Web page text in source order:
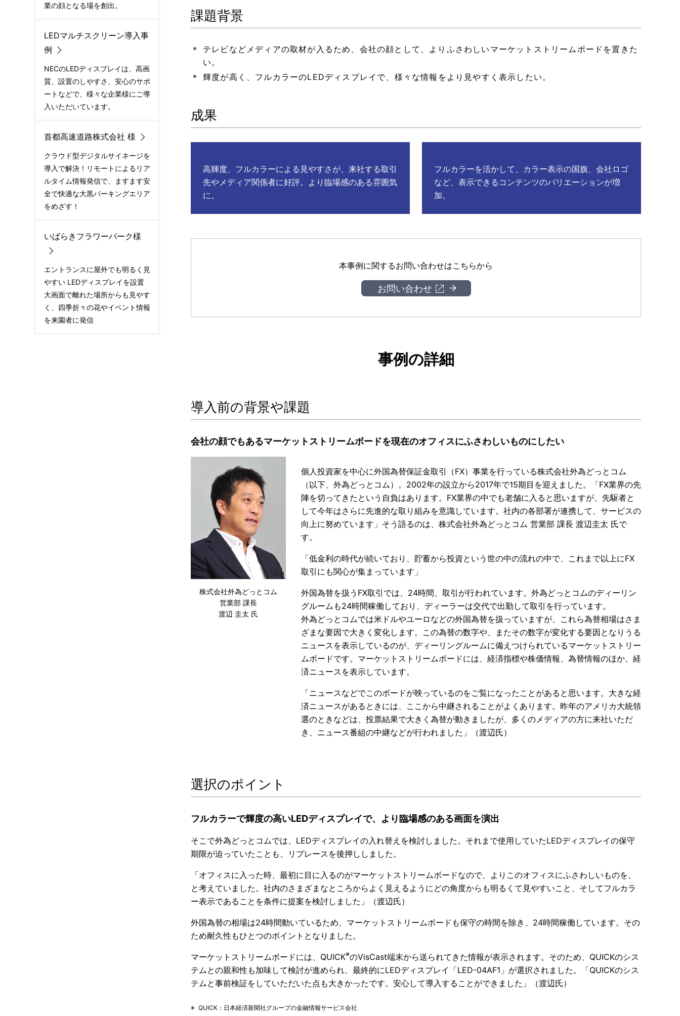
業の顔となる場を創出。
LEDマルチスクリーン導入事
例
NECのLEDディスプレイは、高画
質、設置のしやすさ、安心のサポ
ートなどで、様々な企業様にご導
入いただいています。
首都高速道路株式会社 様
クラウド型デジタルサイネージを
導入で解決！リモートによるリア
ルタイム情報発信で、ますます安
全で快適な大黒パーキングエリア
をめざす！
いばらきフラワーパーク様
エントランスに屋外でも明るく見
やすい LEDディスプレイを設置
大画面で離れた場所からも見やす
く、四季折々の花やイベント情報
を来園者に発信
課題背景
テレビなどメディアの取材が入るため、会社の顔として、よりふさわしいマーケットストリームボードを置きた
い。
輝度が高く、フルカラーのLEDディスプレイで、様々な情報をより見やすく表示したい。
成果
高輝度、フルカラーによる見やすさが、来社する取引
先やメディア関係者に好評。より臨場感のある雰囲気
に。
フルカラーを活かして、カラー表示の国旗、会社ロゴ
など、表示できるコンテンツのバリエーションが増
加。
本事例に関するお問い合わせはこちらから
お問い合わせ
事例の詳細
導入前の背景や課題
会社の顔でもあるマーケットストリームボードを現在のオフィスにふさわしいものにしたい
個人投資家を中心に外国為替保証金取引（FX）事業を行っている株式会社外為どっとコム
（以下、外為どっとコム）。2002年の設立から2017年で15期目を迎えました。「FX業界の先
陣を切ってきたという自負はあります。FX業界の中でも老舗に入ると思いますが、先駆者と
して今年はさらに先進的な取り組みを意識しています。社内の各部署が連携して、サービスの
向上に努めています」そう語るのは、株式会社外為どっとコム 営業部 課長 渡辺圭太 氏で
す。
「低金利の時代が続いており、貯蓄から投資という世の中の流れの中で、これまで以上にFX
取引にも関心が集まっています」
外国為替を扱うFX取引では、24時間、取引が行われています。外為どっとコムのディーリン
グルームも24時間稼働しており、ディーラーは交代で出勤して取引を行っています。
外為どっとコムでは米ドルやユーロなどの外国為替を扱っていますが、これら為替相場はさま
ざまな要因で大きく変化します。この為替の数字や、またその数字が変化する要因となりうる
ニュースを表示しているのが、ディーリングルームに備えつけられているマーケットストリー
ムボードです。マーケットストリームボードには、経済指標や株価情報、為替情報のほか、経
済ニュースを表示しています。
「ニュースなどでこのボードが映っているのをご覧になったことがあると思います。大きな経
済ニュースがあるときには、ここから中継されることがよくあります。昨年のアメリカ大統領
選のときなどは、投票結果で大きく為替が動きましたが、多くのメディアの方に来社いただ
き、ニュース番組の中継などが行われました」（渡辺氏）
株式会社外為どっとコム
営業部 課長
渡辺 圭太 氏
選択のポイント
フルカラーで輝度の高いLEDディスプレイで、より臨場感のある画面を演出
そこで外為どっとコムでは、LEDディスプレイの入れ替えを検討しました。それまで使用していたLEDディスプレイの保守
期限が迫っていたことも、リプレースを後押ししました。
「オフィスに入った時、最初に目に入るのがマーケットストリームボードなので、よりこのオフィスにふさわしいものを、
と考えていました。社内のさまざまなところからよく見えるようにどの角度からも明るくて見やすいこと、そしてフルカラ
ー表示であることを条件に提案を検討しました」（渡辺氏）
外国為替の相場は24時間動いているため、マーケットストリームボードも保守の時間を除き、24時間稼働しています。その
ため耐久性もひとつのポイントとなりました。
マーケットストリームボードには、QUICK※のVisCast端末から送られてきた情報が表示されます。そのため、QUICKのシス
テムとの親和性も加味して検討が進められ、最終的にLEDディスプレイ「LED-04AF1」が選択されました。「QUICKのシス
テムと事前検証をしていただいた点も大きかったです。安心して導入することができました」（渡辺氏）
※ QUICK：日本経済新聞社グループの金融情報サービス会社